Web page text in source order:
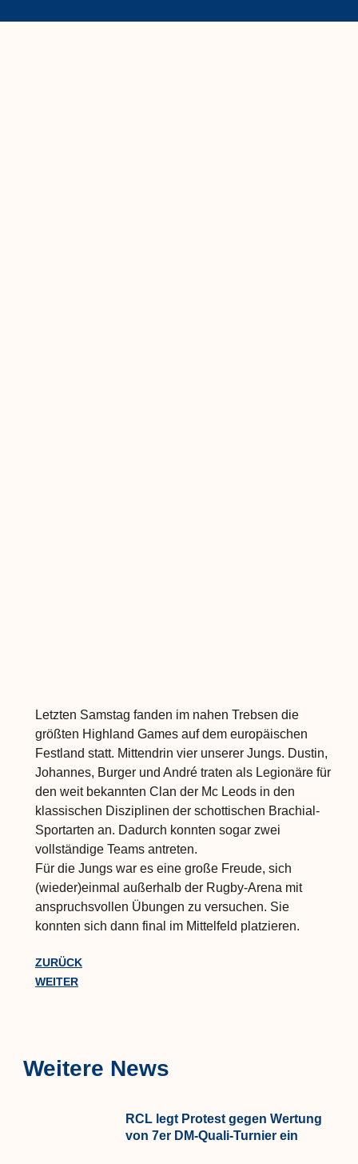
Letzten Samstag fanden im nahen Trebsen die
größten Highland Games auf dem europäischen
Festland statt. Mittendrin vier unserer Jungs. Dustin,
Johannes, Burger und André traten als Legionäre für
den weit bekannten Clan der Mc Leods in den
klassischen Disziplinen der schottischen Brachial-
Sportarten an. Dadurch konnten sogar zwei
vollständige Teams antreten.
Für die Jungs war es eine große Freude, sich
(wieder)einmal außerhalb der Rugby-Arena mit
anspruchsvollen Übungen zu versuchen. Sie
konnten sich dann final im Mittelfeld platzieren.
ZURÜCK
WEITER
Weitere News
RCL legt Protest gegen Wertung
von 7er DM-Quali-Turnier ein